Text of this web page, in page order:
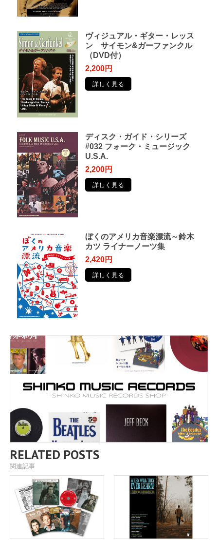
ヴィジュアル・ギター・レッス
ン サイモン&ガーファンクル
（DVD付）
2,200円
詳しく見る
ディスク・ガイド・シリーズ
#032 フォーク・ミュージック
U.S.A.
2,200円
詳しく見る
ぼくのアメリカ音楽漂流～鈴木
カツ ライナーノーツ集
2,420円
詳しく見る
RELATED POSTS
関連記事